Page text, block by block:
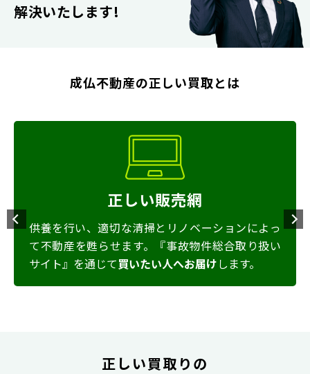
解決いたします!
成仏不動産の正しい買取とは
とリノベーションによっ
『事故物件総合取り扱い
い人へお届け します。
豊富な実績と経験をもとに
します。事故物件の専門家
本来の価格を提示します。
正しい買取りの